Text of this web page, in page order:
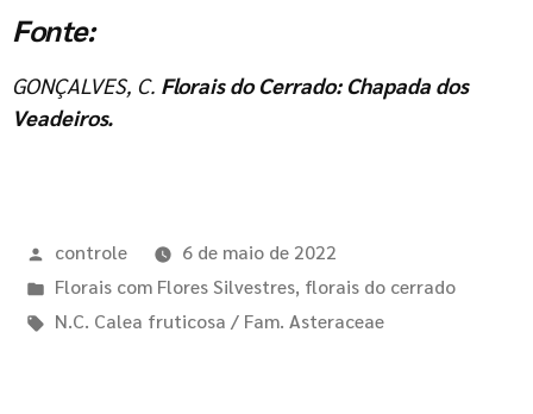
Fonte:
GONÇALVES, C. Florais do Cerrado: Chapada dos
Veadeiros.
controle
6 de maio de 2022
Florais com Flores Silvestres, florais do cerrado
N.C. Calea fruticosa / Fam. Asteraceae